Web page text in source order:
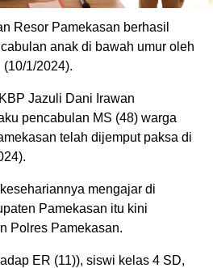
Resor Pamekasan berhasil
anak di bawah umur oleh
1/2024).
Jazuli Dani Irawan
pencabulan MS (48) warga
telah dijemput paksa di
mengajar di
Pamekasan itu kini
Polres Pamekasan.
ER (11)), siswi kelas 4 SD,